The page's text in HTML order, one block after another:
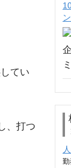
てい
、打つ